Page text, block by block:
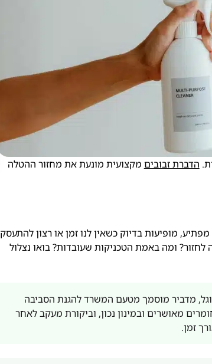
הדברת זבובים מקצועית מונעת את מחזור ההטלה
מופיעות בדיוק כשאין לנו זמן או רצון להתעסק
ומה באמת הטכניקות שעובדות? בואו נצלול
מדביר מוסמך מטעם המשרד להגנת הסביבה
בחומרים מאושרים ובמינון נכון, וביקורת מעקב לאחר
זמן.